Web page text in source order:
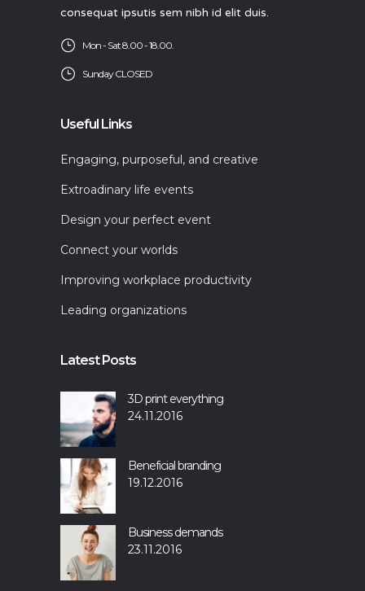
consequat ipsutis sem nibh id elit duis.
Mon - Sat 8.00 - 18.00.
Sunday CLOSED
Useful Links
Engaging, purposeful, and creative
Extroadinary life events
Design your perfect event
Connect your worlds
Improving workplace productivity
Leading organizations
Latest Posts
3D print everything
24.11.2016
Beneficial branding
19.12.2016
Business demands
23.11.2016